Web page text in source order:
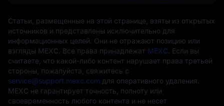
Статьи, размещенные на этой странице, взяты из открытых
источников и представлены исключительно для
информационных целей. Они не отражают позицию или
взгляды MEXC. Все права принадлежат MEXC . Если вы
считаете, что какой-либо контент нарушает права третьей
стороны, пожалуйста, свяжитесь с
service@support.mexc.com для оперативного удаления.
MEXC не гарантирует точность, полноту или
своевременность любого контента и не несет